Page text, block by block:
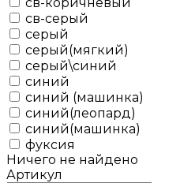
св-серый
серый
серый(мягкий)
серый\синий
синий
синий (машинка)
синий(леопард)
синий(машинка)
фуксия
Ничего не найдено
Артикул